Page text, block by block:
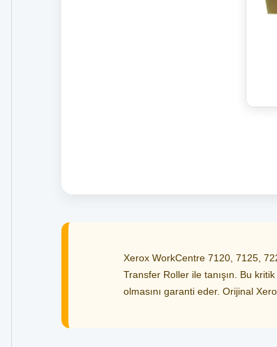
Xerox WorkCentre 7120, 7125,
Transfer Roller ile tanışın. Bu
olmasını garanti eder. Orijinal